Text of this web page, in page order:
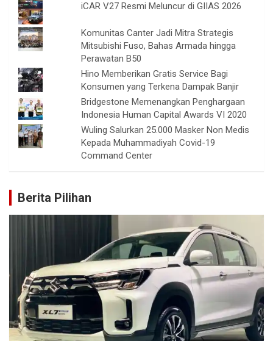
iCAR V27 Resmi Meluncur di GIIAS 2026
Komunitas Canter Jadi Mitra Strategis
Mitsubishi Fuso, Bahas Armada hingga
Perawatan B50
Hino Memberikan Gratis Service Bagi
Konsumen yang Terkena Dampak Banjir
Bridgestone Memenangkan Penghargaan
Indonesia Human Capital Awards VI 2020
Wuling Salurkan 25.000 Masker Non Medis
Kepada Muhammadiyah Covid-19
Command Center
Berita Pilihan